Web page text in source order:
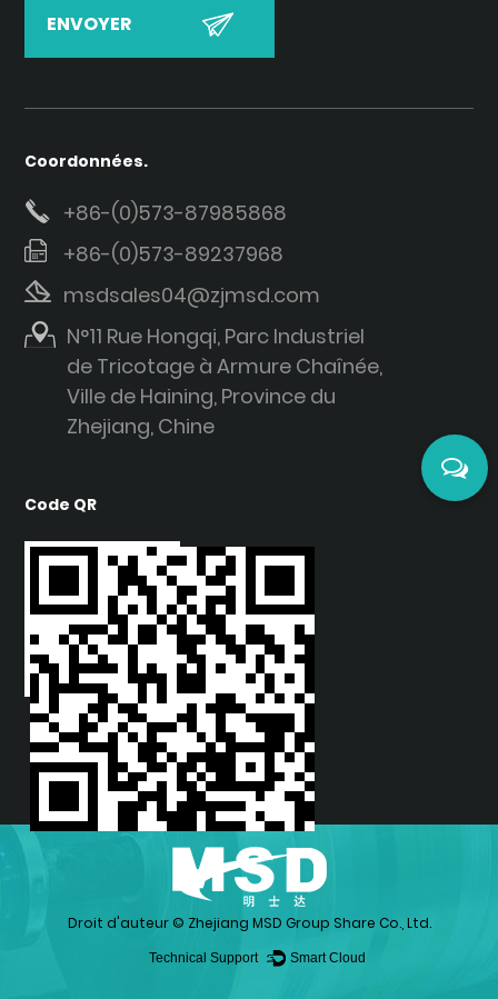
Coordonnées.
+86-(0)573-87985868
+86-(0)573-89237968
msdsales04@zjmsd.com
N°11 Rue Hongqi, Parc Industriel
de Tricotage à Armure Chaînée,
Ville de Haining, Province du
Zhejiang, Chine
Code QR
Droit d'auteur © Zhejiang MSD Group Share Co., Ltd.
Technical Support ： Smart Cloud